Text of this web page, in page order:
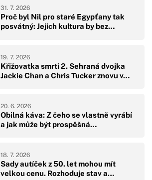
Proč byl Nil pro staré Egypťany tak
posvátný: Jejich kultura by bez…
31. 7. 2026
Křižovatka smrti 2. Sehraná dvojka
Jackie Chan a Chris Tucker znovu v…
19. 7. 2026
Obilná káva: Z čeho se vlastně vyrábí
a jak může být prospěšná…
20. 6. 2026
Sady autíček z 50. let mohou mít
velkou cenu. Rozhoduje stav a…
18. 7. 2026